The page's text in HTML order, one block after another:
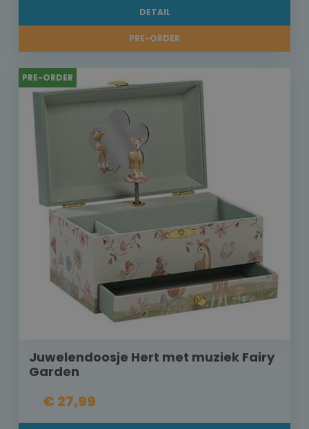
DETAIL
PRE-ORDER
PRE-ORDER
Juwelendoosje Hert met muziek Fairy
Garden
€ 27,99